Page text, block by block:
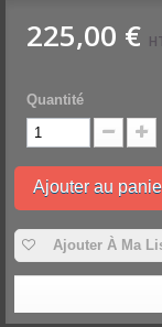
225,00 €
Quantité
Ajouter au
Ajouter À Ma